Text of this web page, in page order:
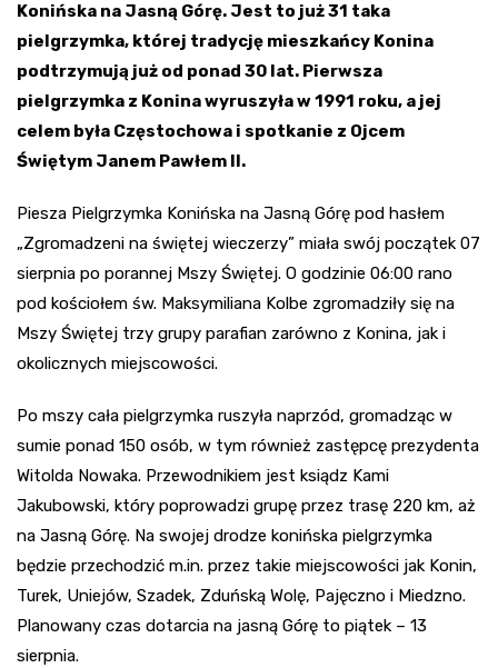
Konińska na Jasną Górę. Jest to już 31 taka
pielgrzymka, której tradycję mieszkańcy Konina
podtrzymują już od ponad 30 lat. Pierwsza
pielgrzymka z Konina wyruszyła w 1991 roku, a jej
celem była Częstochowa i spotkanie z Ojcem
Świętym Janem Pawłem II.
Piesza Pielgrzymka Konińska na Jasną Górę pod hasłem
„Zgromadzeni na świętej wieczerzy” miała swój początek 07
sierpnia po porannej Mszy Świętej. O godzinie 06:00 rano
pod kościołem św. Maksymiliana Kolbe zgromadziły się na
Mszy Świętej trzy grupy parafian zarówno z Konina, jak i
okolicznych miejscowości.
Po mszy cała pielgrzymka ruszyła naprzód, gromadząc w
sumie ponad 150 osób, w tym również zastępcę prezydenta
Witolda Nowaka. Przewodnikiem jest ksiądz Kami
Jakubowski, który poprowadzi grupę przez trasę 220 km, aż
na Jasną Górę. Na swojej drodze konińska pielgrzymka
będzie przechodzić m.in. przez takie miejscowości jak Konin,
Turek, Uniejów, Szadek, Zduńską Wolę, Pajęczno i Miedzno.
Planowany czas dotarcia na jasną Górę to piątek – 13
sierpnia.